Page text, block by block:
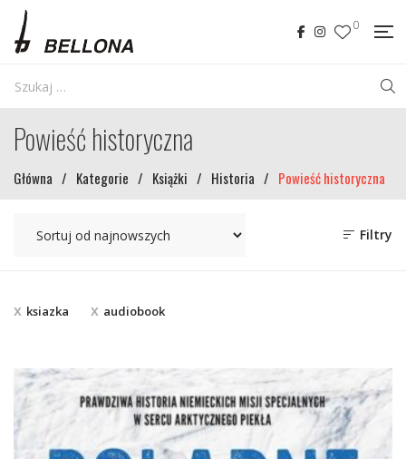
0
Powieść historyczna
Główna / Kategorie / Książki / Historia / Powieść historyczna
Filtry
ksiazka audiobook